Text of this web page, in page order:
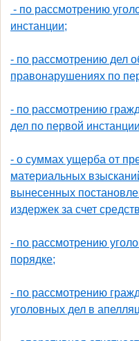
- по рассмотрению
инстанции;
- по рассмотрению дел
правонарушениях по
- по рассмотрению
дел по первой
- о суммах ущерба от
материальных
вынесенных
издержек за счет
- по рассмотрению
порядке;
- по рассмотрению
уголовных дел в